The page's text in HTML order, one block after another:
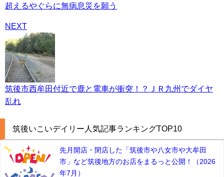
超えるやぐらに無病息災を願う
NEXT
筑後市西牟田付近で鹿と電車が衝突！？ＪＲ九州でダイヤ
乱れ
筑後いこいデイリー人気記事ランキングTOP10
先月開店・閉店した「筑後市や八女市や大牟田
市」など筑後地方のお店をまるっと公開！（2026
年7月）